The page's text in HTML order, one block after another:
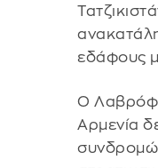
εδάφους
Ο Λαβρόφ,
Αρμενία